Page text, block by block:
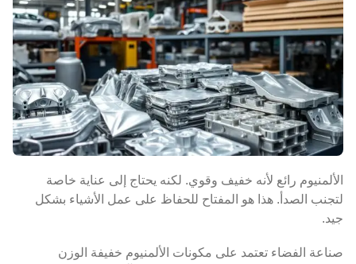
الألمنيوم رائع لأنه خفيف وقوي. لكنه يحتاج إلى عناية خاصة
لتجنب الصدأ. هذا هو المفتاح للحفاظ على عمل الأشياء بشكل
جيد.
صناعة الفضاء تعتمد على مكونات الألمنيوم خفيفة الوزن